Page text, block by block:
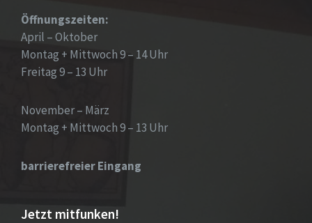
Öffnungszeiten:
April – Oktober
Montag + Mittwoch 9 – 14 Uhr
Freitag 9 – 13 Uhr
November – März
Montag + Mittwoch 9 – 13 Uhr
barrierefreier Eingang
Jetzt mitfunken!